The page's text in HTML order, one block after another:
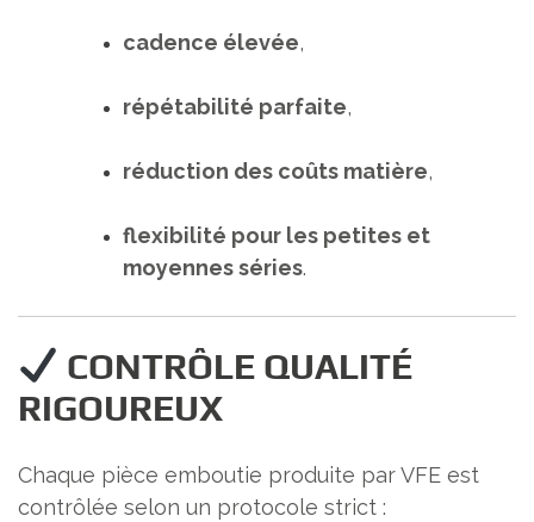
cadence élevée,
répétabilité parfaite,
réduction des coûts matière,
flexibilité pour les petites et
moyennes séries.
CONTRÔLE QUALITÉ
RIGOUREUX
Chaque pièce emboutie produite par VFE est
contrôlée selon un protocole strict :